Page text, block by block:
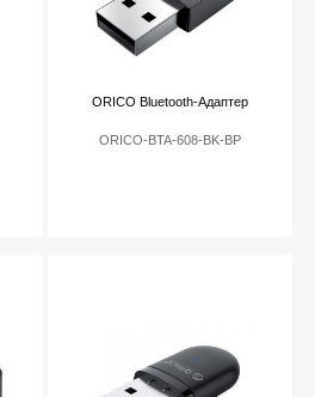
ORICO Bluetooth-Адаптер
ORICO-BTA-608-BK-BP